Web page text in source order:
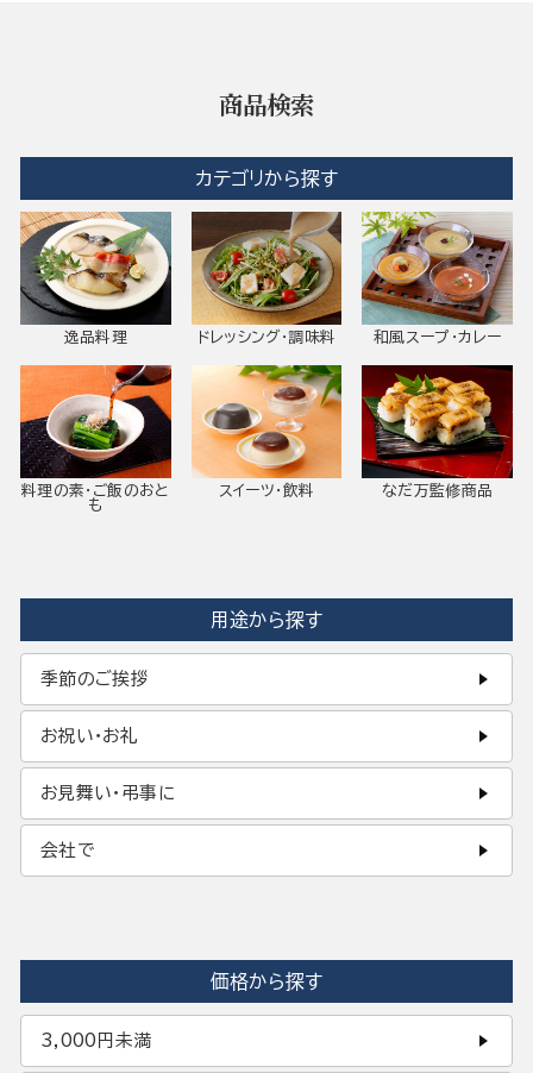
商品検索
カテゴリから探す
逸品料理 ドレッシング・調味料 和風スープ・カレー
料理の素・ご飯のおと
も
スイーツ・飲料 なだ万監修商品
用途から探す
季節のご挨拶
お祝い・お礼
お見舞い・弔事に
会社で
価格から探す
3,000円未満